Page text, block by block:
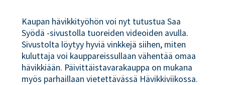
Kaupan hävikkityöhön voi nyt tutustua Saa
Syödä -sivustolla tuoreiden videoiden avulla.
Sivustolta löytyy hyviä vinkkejä siihen, miten
kuluttaja voi kauppareissullaan vähentää omaa
hävikkiään. Päivittäistavarakauppa on mukana
myös parhaillaan vietettävässä Hävikkiviikossa.